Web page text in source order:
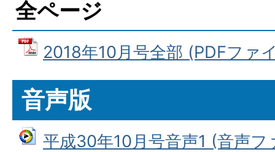
全ページ
2018年10月号全部 (PDFファ
音声版
平成30年10月号音声1 (音声フ